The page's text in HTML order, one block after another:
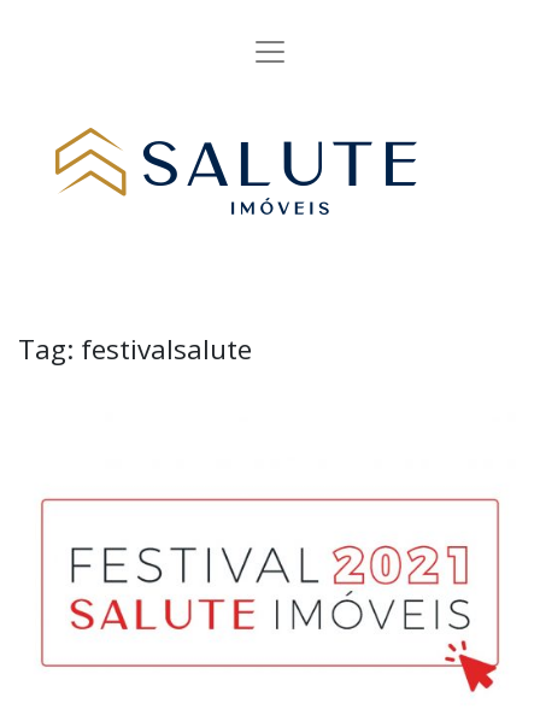
Tag: festivalsalute